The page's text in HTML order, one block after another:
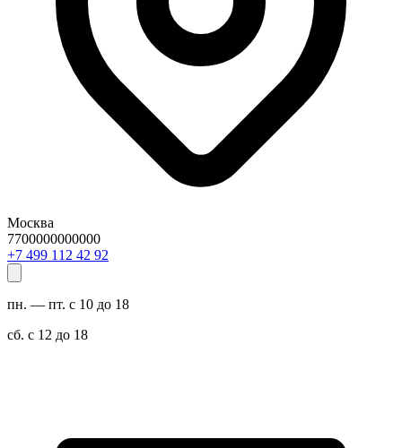
Москва
7700000000000
29 24 211 994 7+
пн. — пт. с 10 до 18
сб. с 12 до 18